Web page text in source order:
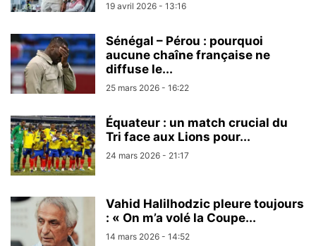
19 avril 2026 - 13:16
Sénégal – Pérou : pourquoi
aucune chaîne française ne
diffuse le...
25 mars 2026 - 16:22
Équateur : un match crucial du
Tri face aux Lions pour...
24 mars 2026 - 21:17
Vahid Halilhodzic pleure toujours
: « On m’a volé la Coupe...
14 mars 2026 - 14:52